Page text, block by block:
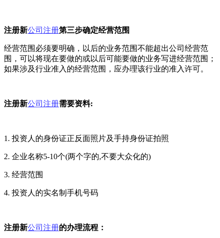
注册新公司注册第三步确定经营范围
经营范围必须要明确，以后的业务范围不能超出公司经营范
围，可以将现在要做的或以后可能要做的业务写进经营范围；
如果涉及行业准入的经营范围，应办理该行业的准入许可。
注册新公司注册需要资料:
1. 投资人的身份证正反面照片及手持身份证拍照
2. 企业名称5-10个(两个字的,不要大众化的)
3. 经营范围
4. 投资人的实名制手机号码
注册新公司注册的办理流程：